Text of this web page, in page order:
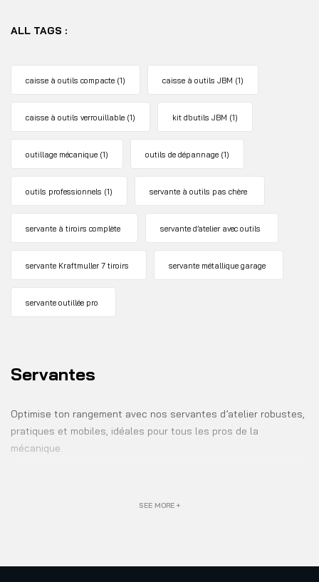
ALL TAGS :
caisse à outils compacte (1) caisse à outils JBM (1)
caisse à outils verrouillable (1) kit d’outils JBM (1)
outillage mécanique (1) outils de dépannage (1)
outils professionnels (1) servante à outils pas chère
servante à tiroirs complète servante d’atelier avec outils
servante Kraftmuller 7 tiroirs servante métallique garage
servante outillée pro
Servantes
Optimise ton rangement avec nos servantes d’atelier robustes,
pratiques et mobiles, idéales pour tous les pros de la
mécanique.
SEE MORE +